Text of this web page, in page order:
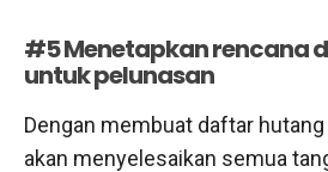
#5 Menetapkan rencana
untuk pelunasan
Dengan membuat daftar
akan menyelesaikan semua